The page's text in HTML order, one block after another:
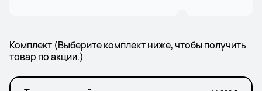
Комплект (Выберите комплект ниже, чтобы получить
товар по акции.)